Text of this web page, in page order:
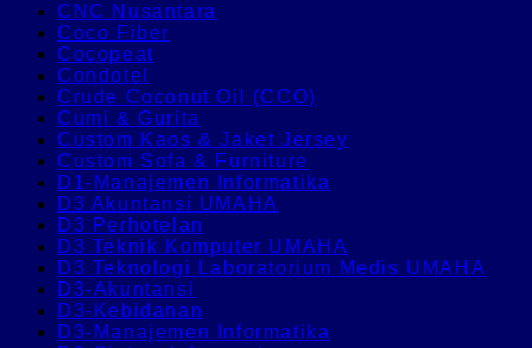
CNC Nusantara
Coco Fiber
Cocopeat
Condotel
Crude Coconut Oil (CCO)
Cumi & Gurita
Custom Kaos & Jaket Jersey
Custom Sofa & Furniture
D1-Manajemen Informatika
D3 Akuntansi UMAHA
D3 Perhotelan
D3 Teknik Komputer UMAHA
D3 Teknologi Laboratorium Medis UMAHA
D3-Akuntansi
D3-Kebidanan
D3-Manajemen Informatika